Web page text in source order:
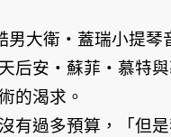
男大衛‧蓋瑞小提琴
后安‧蘇菲‧慕特
的渴求。
有過多預算，「但